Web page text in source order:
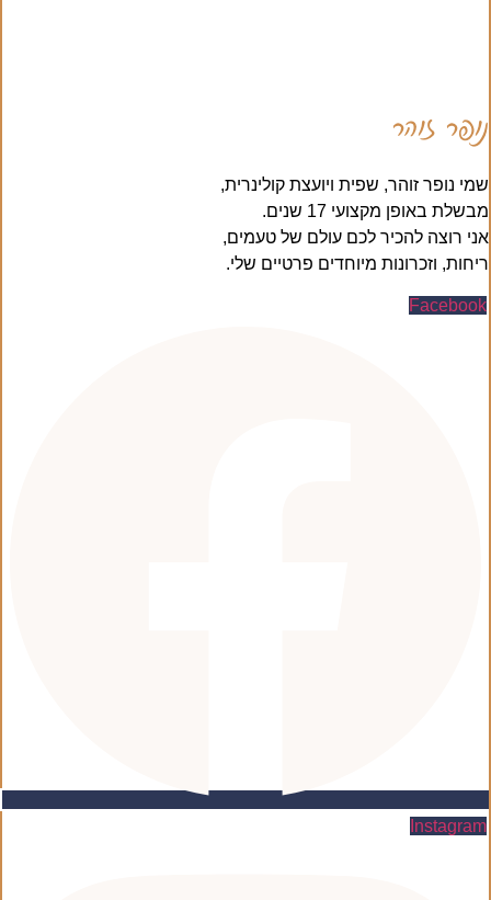
נופר זוהר
שמי נופר זוהר, שפית ויועצת קולינרית,
מבשלת באופן מקצועי 17 שנים.
אני רוצה להכיר לכם עולם של טעמים,
ריחות, וזכרונות מיוחדים פרטיים שלי.
Facebook
Instagram